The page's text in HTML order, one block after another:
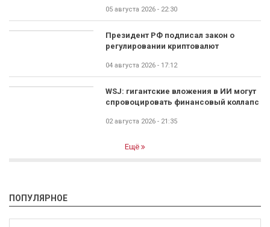
05 августа 2026 - 22:30
Президент РФ подписал закон о
регулировании криптовалют
04 августа 2026 - 17:12
WSJ: гигантские вложения в ИИ могут
спровоцировать финансовый коллапс
02 августа 2026 - 21:35
Ещё
ПОПУЛЯРНОЕ